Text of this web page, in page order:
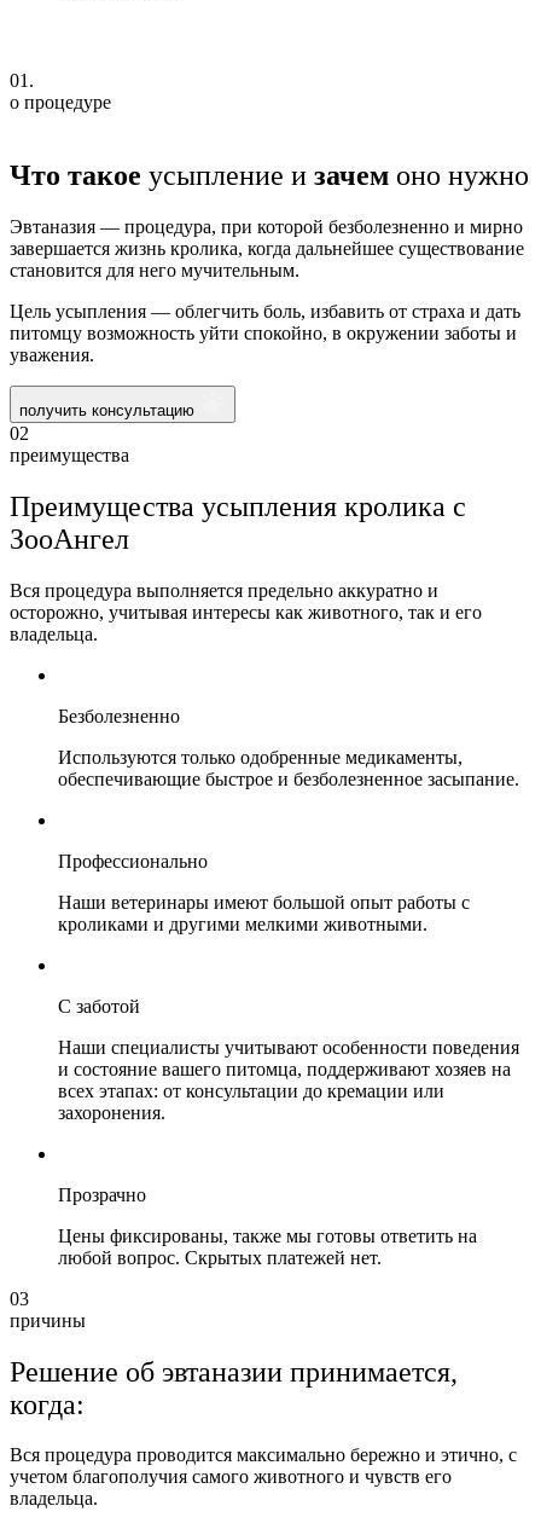
01.
о процедуре
Что такое усыпление и зачем оно нужно
Эвтаназия — процедура, при которой безболезненно и мирно
завершается жизнь кролика, когда дальнейшее существование
становится для него мучительным.
Цель усыпления — облегчить боль, избавить от страха и дать
питомцу возможность уйти спокойно, в окружении заботы и
уважения.
получить консультацию
02
преимущества
Преимущества усыпления кролика с
ЗооАнгел
Вся процедура выполняется предельно аккуратно и
осторожно, учитывая интересы как животного, так и его
владельца.
Безболезненно
Используются только одобренные медикаменты,
обеспечивающие быстрое и безболезненное засыпание.
Профессионально
Наши ветеринары имеют большой опыт работы с
кроликами и другими мелкими животными.
С заботой
Наши специалисты учитывают особенности поведения
и состояние вашего питомца, поддерживают хозяев на
всех этапах: от консультации до кремации или
захоронения.
Прозрачно
Цены фиксированы, также мы готовы ответить на
любой вопрос. Скрытых платежей нет.
03
причины
Решение об эвтаназии принимается,
когда:
Вся процедура проводится максимально бережно и этично, с
учетом благополучия самого животного и чувств его
владельца.